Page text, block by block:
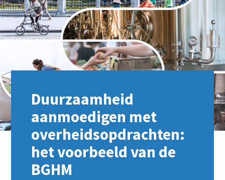
Duurzaamheid
aanmoedigen met
overheidsopdrachten:
het voorbeeld van de
BGHM